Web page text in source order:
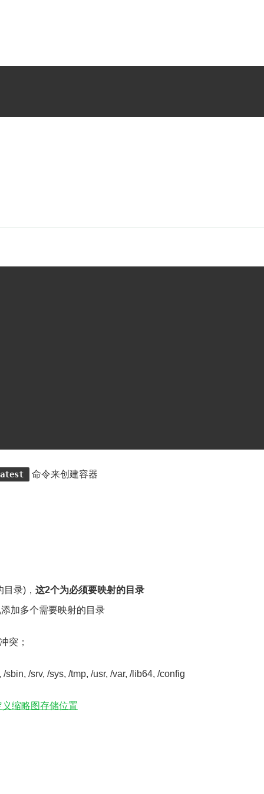
命令来创建容器
录)， 这2个为必须要映射的目录
加多个需要映射的目录
冲突；
/srv, /sys, /tmp, /usr, /var, /lib64, /config
义缩略图存储位置